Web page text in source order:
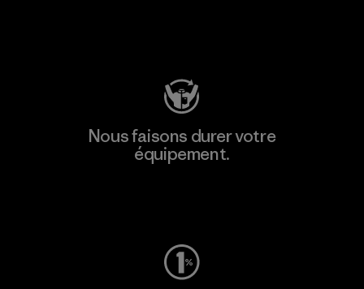
Nous faisons durer votre
équipement.